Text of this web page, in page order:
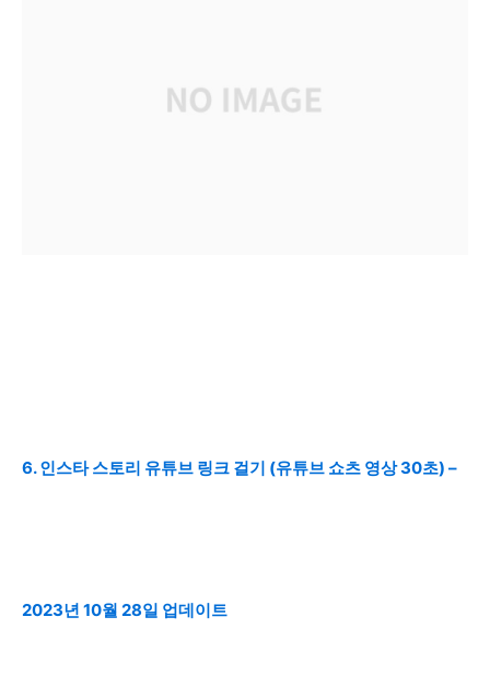
6. 인스타 스토리 유튜브 링크 걸기 (유튜브 쇼츠 영상 30초) –
2023년 10월 28일 업데이트